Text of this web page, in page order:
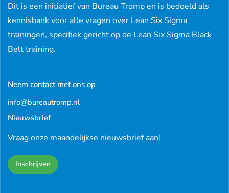
Dit is een initiatief van Bureau Tromp en is bedoeld als
kennisbank voor alle vragen over Lean Six Sigma
trainingen, specifiek gericht op de Lean Six Sigma Black
Belt training.
Neem contact met ons op
info@bureautromp.nl
Nieuwsbrief
Vraag onze maandelijkse nieuwsbrief aan!
Inschrijven